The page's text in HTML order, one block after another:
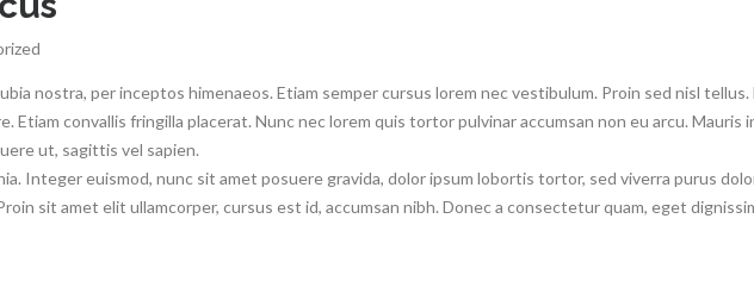
nostra, per inceptos himenaeos. Etiam semper cursus lorem nec vestibulum. Proin sed nisl tellus.
convallis fringilla placerat. Nunc nec lorem quis tortor pulvinar accumsan non eu arcu. Mauris
ut, sagittis vel sapien.
Integer euismod, nunc sit amet posuere gravida, dolor ipsum lobortis tortor, sed viverra purus
sit amet elit ullamcorper, cursus est id, accumsan nibh. Donec a consectetur quam, eget